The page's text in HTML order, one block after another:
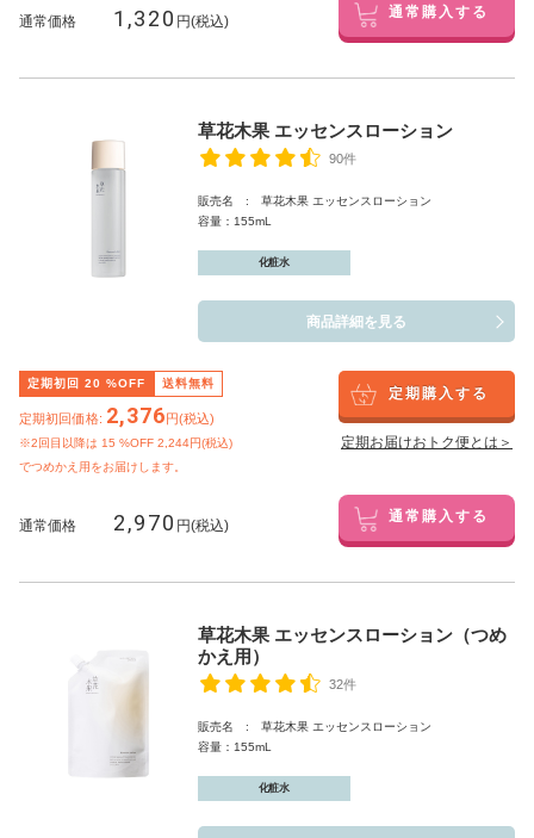
通常価格 1,320 円(税込) 通常購入する
草花木果 エッセンスローション
90件
販売名 : 草花木果 エッセンスローション
容量：155mL
化粧水
商品詳細を見る
定期初回 20 %OFF 送料無料
定期初回価格: 2,376円(税込)
※2回目以降は 15 %OFF 2,244円(税込)
でつめかえ用をお届けします。
定期購入する
定期お届けおトク便とは＞
通常価格 2,970 円(税込) 通常購入する
草花木果 エッセンスローション（つめ
かえ用）
32件
販売名 : 草花木果 エッセンスローション
容量：155mL
化粧水